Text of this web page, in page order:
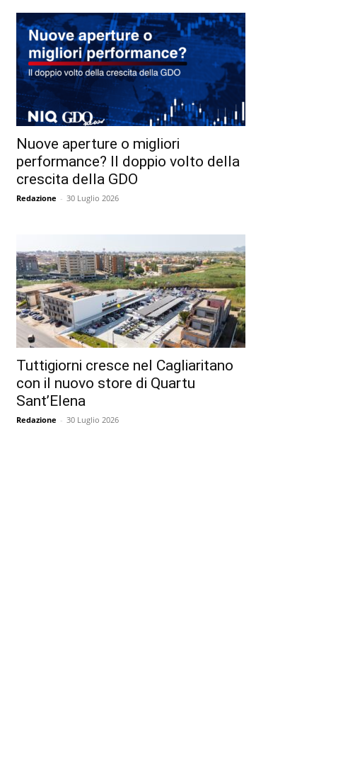
Nuove aperture o migliori
performance? Il doppio volto della
crescita della GDO
Redazione - 30 Luglio 2026
Tuttigiorni cresce nel Cagliaritano
con il nuovo store di Quartu
Sant’Elena
Redazione - 30 Luglio 2026